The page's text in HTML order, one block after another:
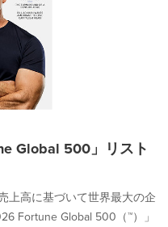
Global 500」リスト
上高に基づいて世界最大の企
Fortune Global 500（™）」